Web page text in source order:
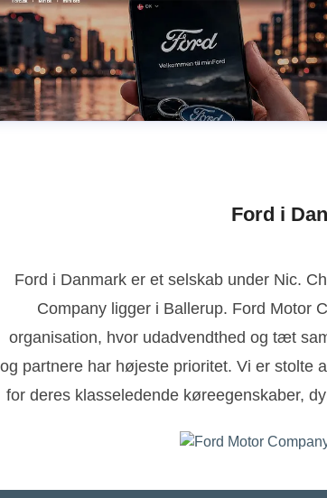
Ford i
Ford i Danmark er et selskab under Nic.
Company ligger i Ballerup. Ford Motor
organisation, hvor udadvendthed og tæt
og partnere har højeste prioritet. Vi er stolte
for deres klasseledende køreegenskaber,